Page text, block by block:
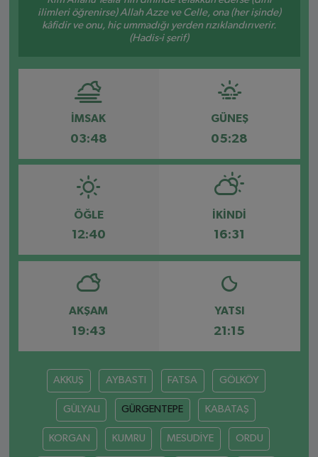
ilimleri öğrenirse) Allah Azze ve Celle, ona (her işinde)
kâfidir ve onu, hiç ummadığı yerden rızıklandırıverir.
(Hadis-i şerif)
İMSAK
03:48
GÜNEŞ
05:28
ÖĞLE
12:40
İKINDI
16:31
AKŞAM
19:43
YATSI
21:15
AKKUŞ AYBASTI FATSA GÖLKÖY
GÜLYALI GÜRGENTEPE KABATAŞ
KORGAN KUMRU MESUDİYE ORDU
SPOR
TEKNOLOJİ
YAŞAM